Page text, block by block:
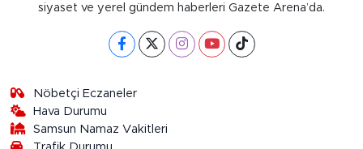
siyaset ve yerel gündem haberleri Gazete Arena’da.
Nöbetçi Eczaneler
Hava Durumu
Samsun Namaz Vakitleri